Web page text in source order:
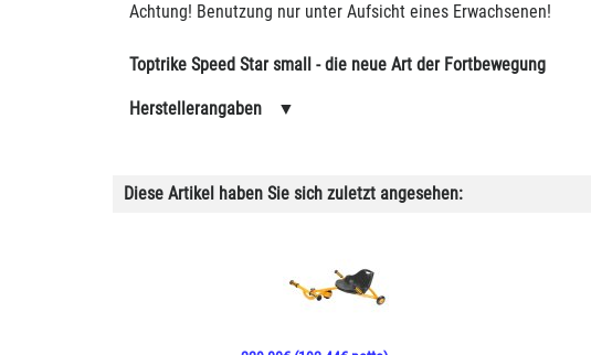
Achtung! Benutzung nur unter Aufsicht eines Erwachsenen!
Toptrike Speed Star small - die neue Art der Fortbewegung
Herstellerangaben ▼
Diese Artikel haben Sie sich zuletzt angesehen: